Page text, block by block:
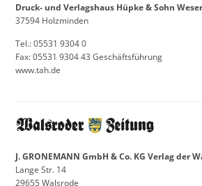
Druck- und Verlagshaus Hüpke & Sohn
37594 Holzminden
Tel.: 05531 9304 0
Fax: 05531 9304 43 Geschäftsführung
www.tah.de
J. GRONEMANN GmbH & Co. KG Verlag der
Lange Str. 14
29655 Walsrode